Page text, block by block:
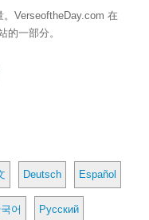
VerseoftheDay.com 在
的一部分。
Deutsch Español
어 Русский